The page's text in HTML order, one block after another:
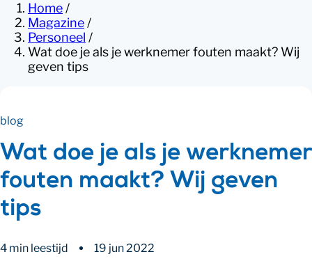
Home /
Magazine /
Personeel /
Wat doe je als je werknemer fouten maakt? Wij
geven tips
blog
Wat doe je als je werknemer
fouten maakt? Wij geven
tips
4 min leestijd 19 jun 2022